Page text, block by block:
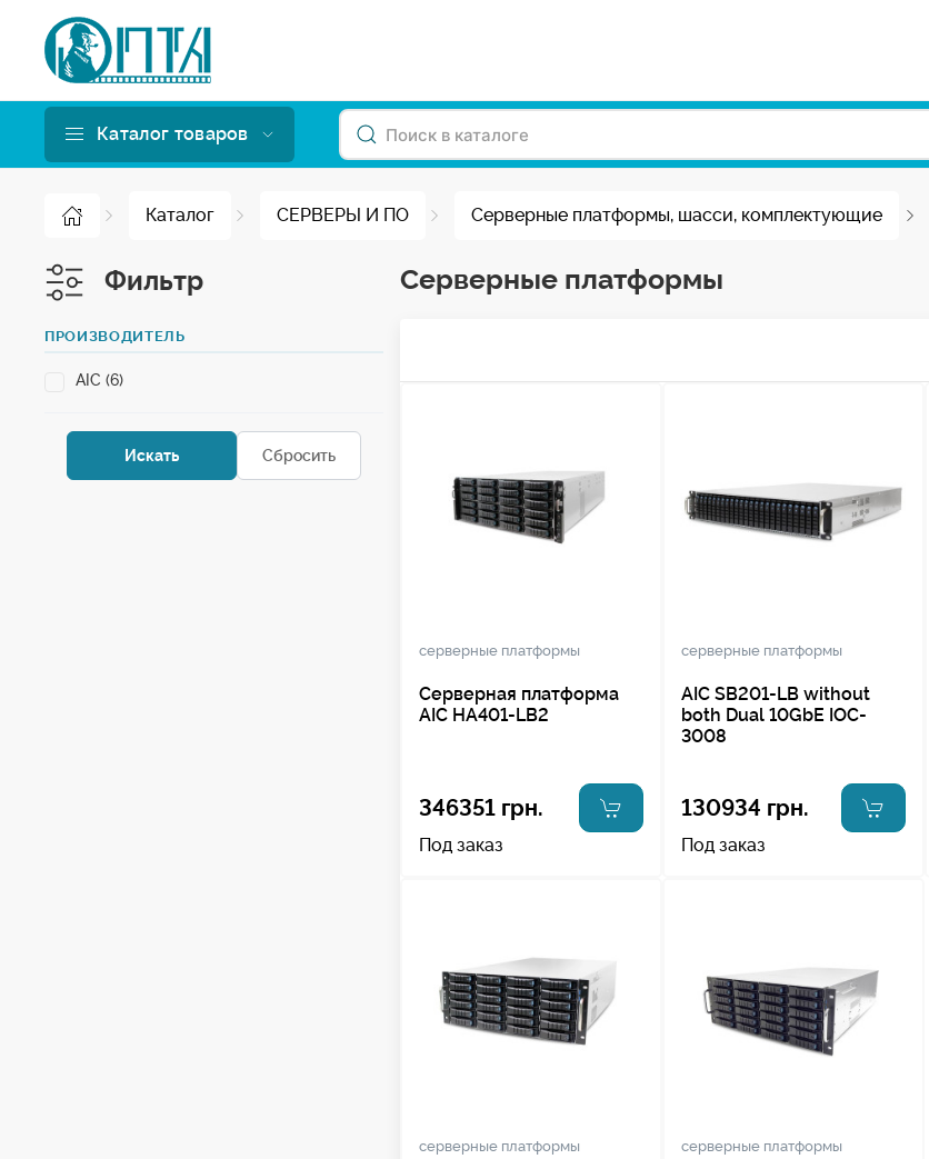
Каталог товаров
Каталог СЕРВЕРЫ И ПО Серверные платформы, шасси, комплектующие
Фильтр
ПРОИЗВОДИТЕЛЬ
AIC (6)
Серверные платформы
серверные платформы
Серверная платформа
AIC HA401-LB2
346351 грн.
Под заказ
серверные платформы
AIC SB201-LB without
both Dual 10GbE IOC-
3008
130934 грн.
Под заказ
серверные платформы серверные платформы